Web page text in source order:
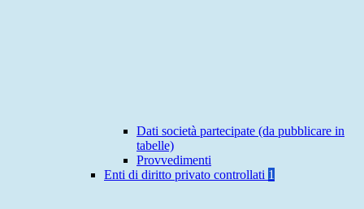
Dati società partecipate (da pubblicare in
tabelle)
Provvedimenti
Enti di diritto privato controllati 1